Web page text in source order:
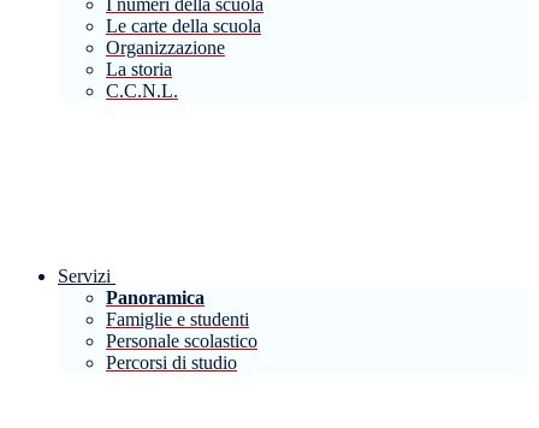
I numeri della scuola
Le carte della scuola
Organizzazione
La storia
C.C.N.L.
Servizi
Panoramica
Famiglie e studenti
Personale scolastico
Percorsi di studio